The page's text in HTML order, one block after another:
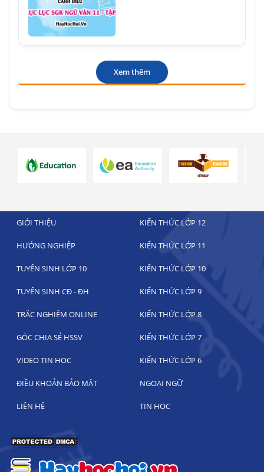
Xem thêm
GIỚI THIỆU KIẾN THỨC LỚP 12
HƯỚNG NGHIỆP KIẾN THỨC LỚP 11
TUYỂN SINH LỚP 10 KIẾN THỨC LỚP 10
TUYỂN SINH CĐ - ĐH KIẾN THỨC LỚP 9
TRẮC NGHIỆM ONLINE KIẾN THỨC LỚP 8
GÓC CHIA SẺ HSSV KIẾN THỨC LỚP 7
VIDEO TIN HỌC KIẾN THỨC LỚP 6
ĐIỀU KHOẢN BẢO MẬT NGOẠI NGỮ
LIÊN HỆ TIN HỌC